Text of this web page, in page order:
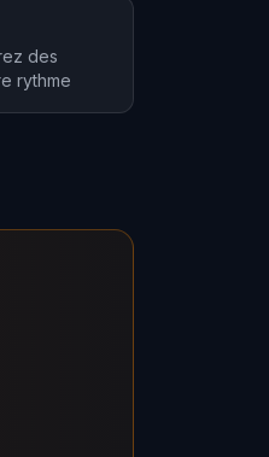
des
rythme